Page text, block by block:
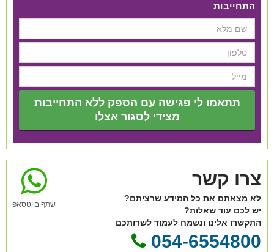
התחייבות
תתאמו לי פגישה עם הספק ללא התחייבות
מצידי לסגור אצלו
שתף בווטסאפ
צרו קשר
לא מצאתם את כל המידע שרציתם?
יש לכם עוד שאלות?
התקשרו אלינו ונשמח לעמוד לשרותכם
054-6554800